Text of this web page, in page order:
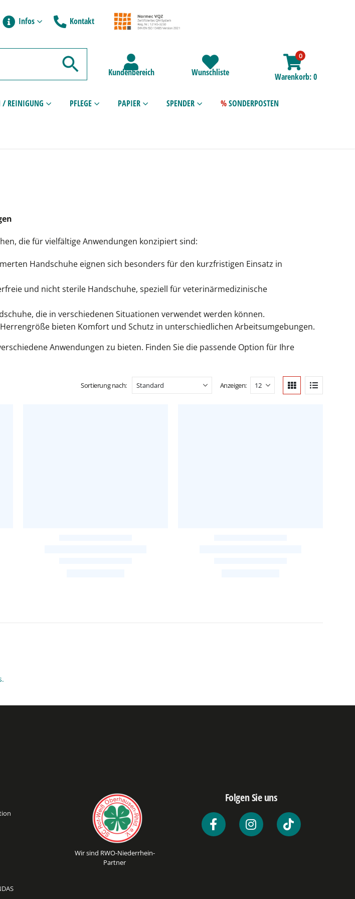
Infos Kontakt
Kundenbereich Wunschliste
0
Warenkorb 0
/ REINIGUNG PFLEGE PAPIER SPENDER SONDERPOSTEN
die für vielfältige Anwendungen konzipiert sind:
Handschuhe eignen sich besonders für den kurzfristigen Einsatz in
und nicht sterile Handschuhe, speziell für veterinärmedizinische
die in verschiedenen Situationen verwendet werden können.
bieten Komfort und Schutz in unterschiedlichen Arbeitsumgebungen.
Anwendungen zu bieten. Finden Sie die passende Option für Ihre
Sortierung nach: Anzeigen:
Wir sind RWO-Niederrhein-
Partner
Folgen Sie uns